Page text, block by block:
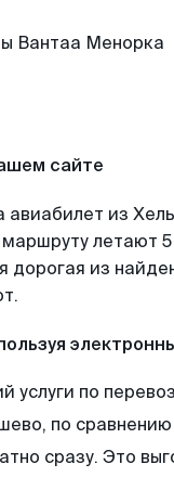
сайте
авиабилет из
летают
дорогая из
услуги по
по сравнению
сразу. Это